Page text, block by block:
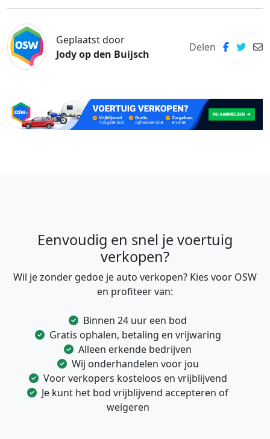
Geplaatst door
Jody op den Buijsch
Delen
Eenvoudig en snel je voertuig
verkopen?
Wil je zonder gedoe je auto verkopen? Kies voor OSW
en profiteer van:
Binnen 24 uur een bod
Gratis ophalen, betaling en vrijwaring
Alleen erkende bedrijven
Wij onderhandelen voor jou
Voor verkopers kosteloos en vrijblijvend
Je kunt het bod vrijblijvend accepteren of
weigeren